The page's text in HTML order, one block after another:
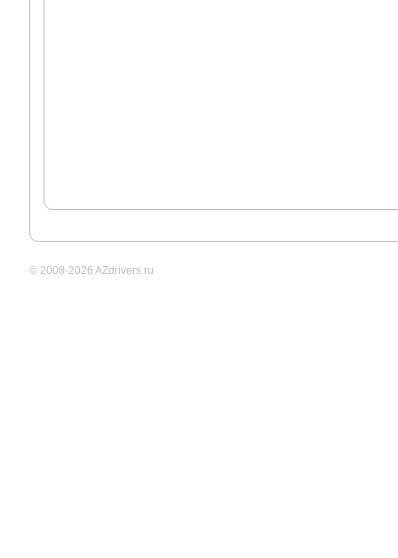
© 2008-2026 AZdrivers.ru